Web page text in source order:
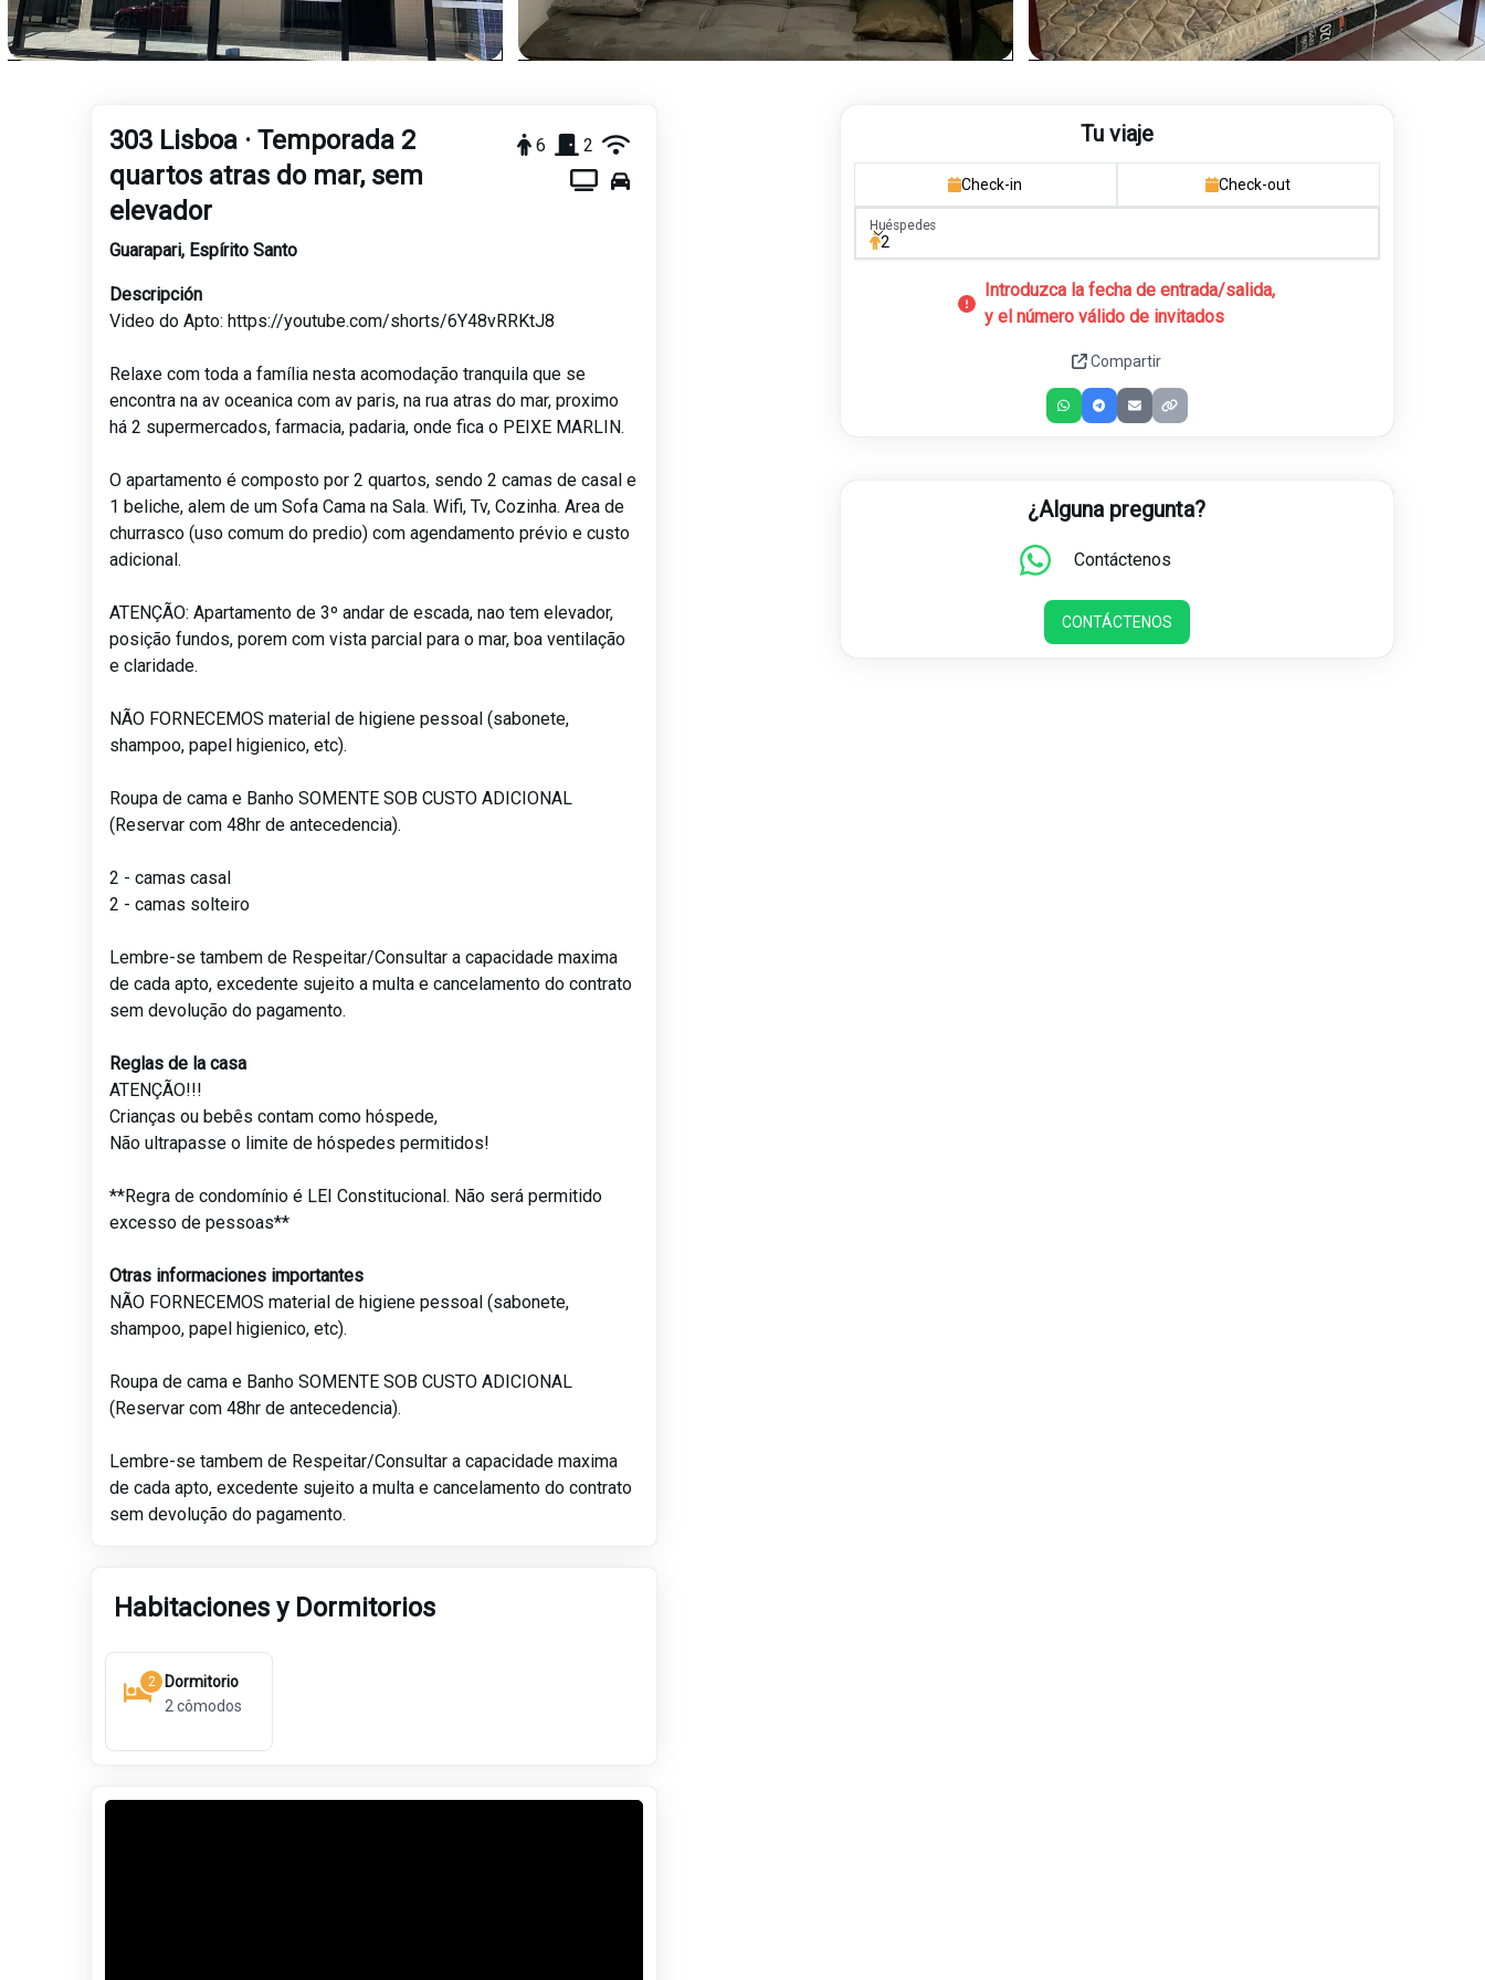
303 Lisboa · Temporada 2
quartos atras do mar, sem
elevador
6 2
Guarapari, Espírito Santo
Descripción
Video do Apto: https://youtube.com/shorts/6Y48vRRKtJ8
Relaxe com toda a família nesta acomodação tranquila que se
encontra na av oceanica com av paris, na rua atras do mar, proximo
há 2 supermercados, farmacia, padaria, onde fica o PEIXE MARLIN.
O apartamento é composto por 2 quartos, sendo 2 camas de casal e
1 beliche, alem de um Sofa Cama na Sala. Wifi, Tv, Cozinha. Area de
churrasco (uso comum do predio) com agendamento prévio e custo
adicional.
ATENÇÃO: Apartamento de 3º andar de escada, nao tem elevador,
posição fundos, porem com vista parcial para o mar, boa ventilação
e claridade.
NÃO FORNECEMOS material de higiene pessoal (sabonete,
shampoo, papel higienico, etc).
Roupa de cama e Banho SOMENTE SOB CUSTO ADICIONAL
(Reservar com 48hr de antecedencia).
2 - camas casal
2 - camas solteiro
Lembre-se tambem de Respeitar/Consultar a capacidade maxima
de cada apto, excedente sujeito a multa e cancelamento do contrato
sem devolução do pagamento.
Reglas de la casa
ATENÇÃO!!!
Crianças ou bebês contam como hóspede,
Não ultrapasse o limite de hóspedes permitidos!
**Regra de condomínio é LEI Constitucional. Não será permitido
excesso de pessoas**
Otras informaciones importantes
NÃO FORNECEMOS material de higiene pessoal (sabonete,
shampoo, papel higienico, etc).
Roupa de cama e Banho SOMENTE SOB CUSTO ADICIONAL
(Reservar com 48hr de antecedencia).
Lembre-se tambem de Respeitar/Consultar a capacidade maxima
de cada apto, excedente sujeito a multa e cancelamento do contrato
sem devolução do pagamento.
Habitaciones y Dormitorios
2
Dormitorio
2 cômodos
Tu viaje
Check-in Check-out
Huéspedes
Huéspedes
2
Introduzca la fecha de entrada/salida,
y el número válido de invitados
Compartir
¿Alguna pregunta?
Contáctenos
CONTÁCTENOS